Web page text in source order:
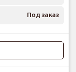
Под заказ